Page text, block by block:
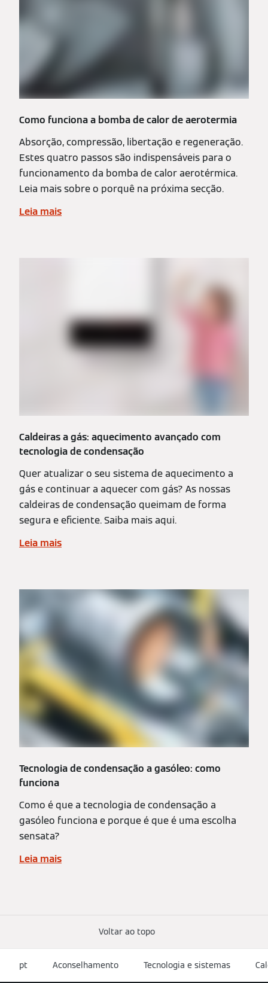
Como funciona a bomba de calor de aerotermia
Absorção, compressão, libertação e regeneração.
Estes quatro passos são indispensáveis para o
funcionamento da bomba de calor aerotérmica.
Leia mais sobre o porquê na próxima secção.
Leia mais
Caldeiras a gás: aquecimento avançado com
tecnologia de condensação
Quer atualizar o seu sistema de aquecimento a
gás e continuar a aquecer com gás? As nossas
caldeiras de condensação queimam de forma
segura e eficiente. Saiba mais aqui.
Leia mais
Tecnologia de condensação a gasóleo: como
funciona
Como é que a tecnologia de condensação a
gasóleo funciona e porque é que é uma escolha
sensata?
Leia mais
Voltar ao topo
pt Aconselhamento Tecnologia e sistemas